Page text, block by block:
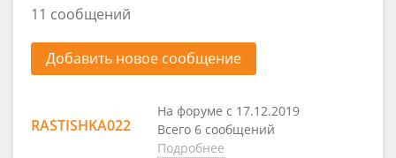
11 сообщений
Добавить новое сообщение
RASTISHKA022
На форуме с 17.12.2019
Всего 6 сообщений
Подробнее